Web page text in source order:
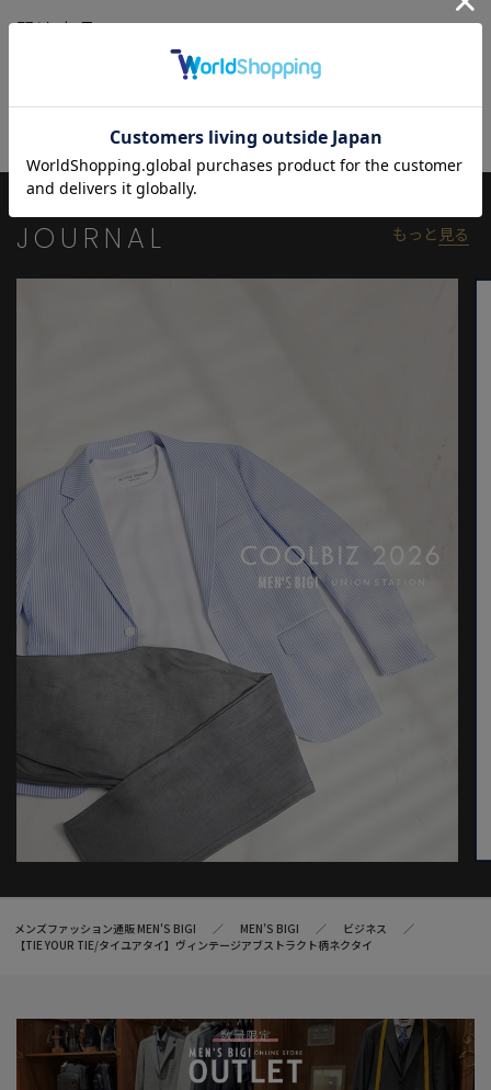
裏面は「深折り、深合わせ」仕様で、結び目が美しく立体的に決ま
日本国内で丁寧に仕立てられた、高い品質も魅力。
【TIE YOUR TIE (タイユアタイ)】
1984年、イタリアのクラシックなスタイルをこよなく愛するフラ
ンコ・ミヌッチ氏が、自身が手塩にかけたアイテムだけを展開す
る小さなお店を構えたのがはじまり。特にネクタイはフィレンツ
※照明・光の加減、PCやスマートフォンなどの環境により、製品
と画像のカラーの見え方が異なる場合がございます。
※画像はサンプルのため、色味やサイズ等の仕様が変更になる場
合がございます。
※サイズは弊社規定の採寸によって記載しておりますが、若干の
個体差が生じる場合がございます。
関連商品
JOURNAL もっと 見る
メンズファッション通販 MEN'S BIGI MEN’S BIGI
ビジネス
【TIE YOUR TIE/タイユアタイ】ヴィンテージアブストラクト柄ネクタイ